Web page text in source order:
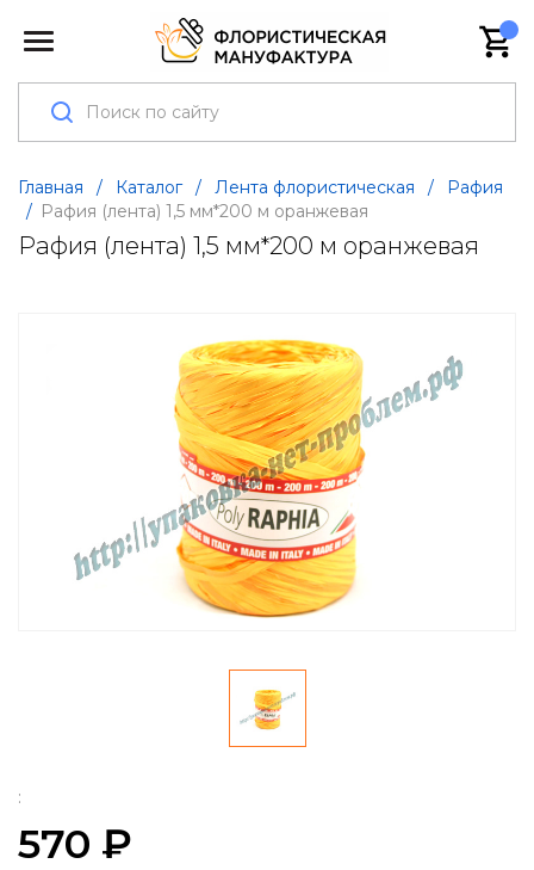
Главная / Каталог / Лента флористическая /
Рафия
/ Рафия (лента) 1,5 мм*200 м оранжевая
Рафия (лента) 1,5 мм*200 м оранжевая
:
570 ₽